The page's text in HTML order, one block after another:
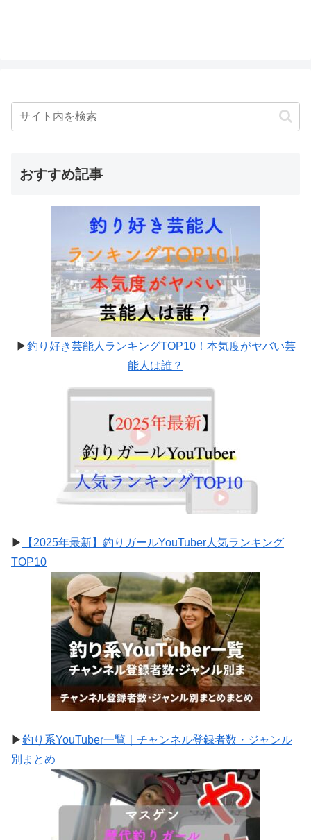
おすすめ記事
▶釣り好き芸能人ランキングTOP10！本気度がヤバい芸
能人は誰？
▶
【2025年最新】釣りガールYouTuber人気ランキング
TOP10
▶釣り系YouTuber一覧｜チャンネル登録者数・ジャンル
別まとめ